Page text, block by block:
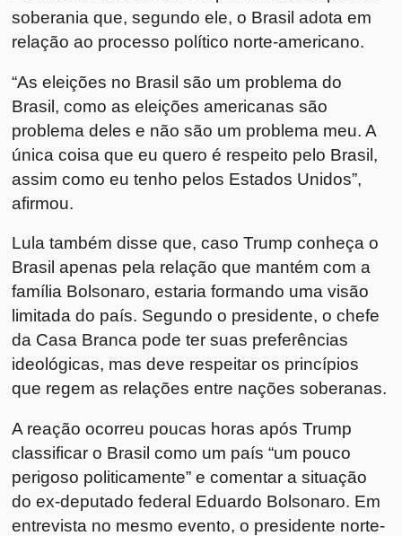
soberania que, segundo ele, o Brasil adota em
relação ao processo político norte-americano.
“As eleições no Brasil são um problema do
Brasil, como as eleições americanas são
problema deles e não são um problema meu. A
única coisa que eu quero é respeito pelo Brasil,
assim como eu tenho pelos Estados Unidos”,
afirmou.
Lula também disse que, caso Trump conheça o
Brasil apenas pela relação que mantém com a
família Bolsonaro, estaria formando uma visão
limitada do país. Segundo o presidente, o chefe
da Casa Branca pode ter suas preferências
ideológicas, mas deve respeitar os princípios
que regem as relações entre nações soberanas.
A reação ocorreu poucas horas após Trump
classificar o Brasil como um país “um pouco
perigoso politicamente” e comentar a situação
do ex-deputado federal Eduardo Bolsonaro. Em
entrevista no mesmo evento, o presidente norte-